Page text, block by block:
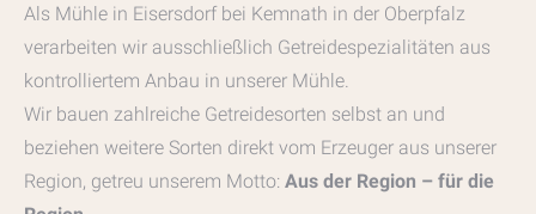
Als Mühle in Eisersdorf bei Kemnath in der Oberpfalz
verarbeiten wir ausschließlich Getreidespezialitäten aus
kontrolliertem Anbau in unserer Mühle.
Wir bauen zahlreiche Getreidesorten selbst an und
beziehen weitere Sorten direkt vom Erzeuger aus unserer
Region, getreu unserem Motto: Aus der Region – für die